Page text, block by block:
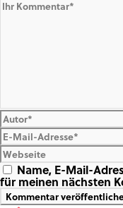
Name, E-Mail-
für meinen nächsten